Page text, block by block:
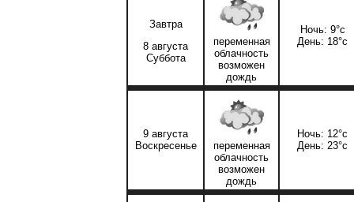
Завтра
8 августа
Суббота
переменная
облачность
возможен
дождь
Ночь: 9°c
День: 18°c
9 августа
Воскресенье
переменная
облачность
возможен
дождь
Ночь: 12°c
День: 23°c